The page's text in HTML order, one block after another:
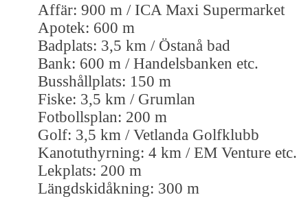
Affär: 900 m / ICA Maxi Supermarket
Apotek: 600 m
Badplats: 3,5 km / Östanå bad
Bank: 600 m / Handelsbanken etc.
Busshållplats: 150 m
Fiske: 3,5 km / Grumlan
Fotbollsplan: 200 m
Golf: 3,5 km / Vetlanda Golfklubb
Kanotuthyrning: 4 km / EM Venture etc.
Lekplats: 200 m
Längdskidåkning: 300 m